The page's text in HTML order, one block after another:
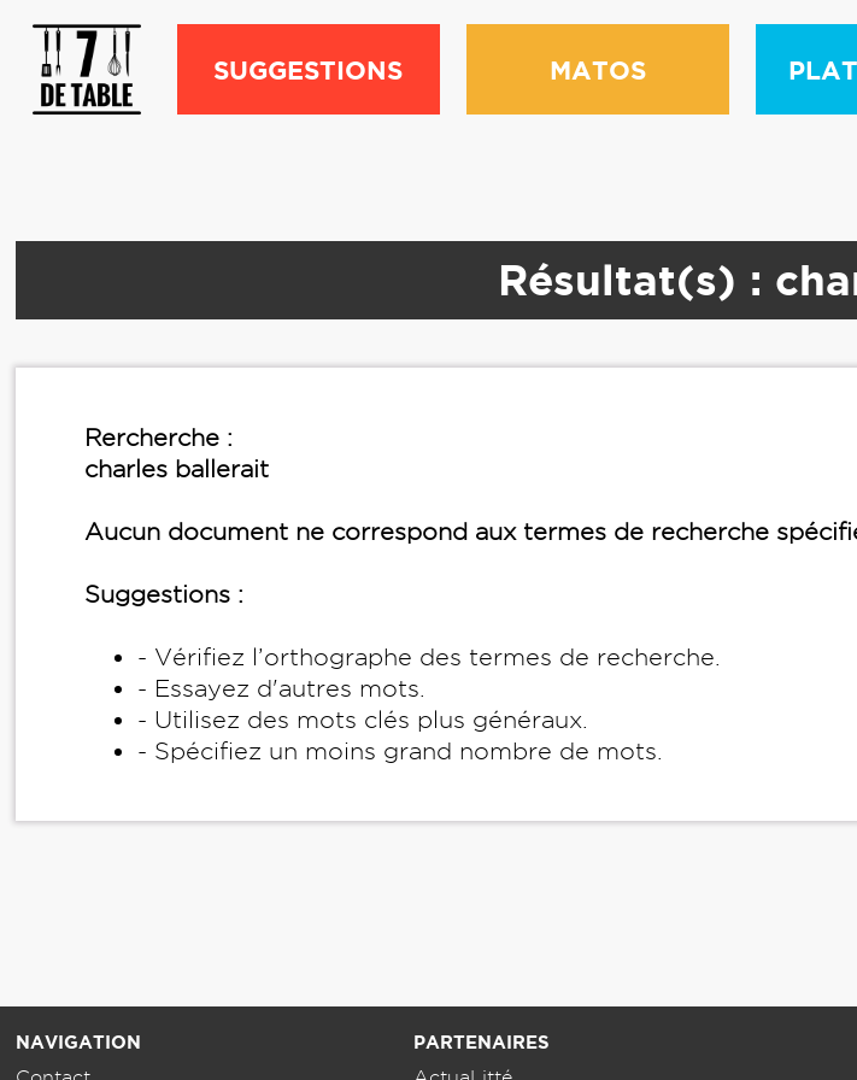
SUGGESTIONS MATOS
Résultat(s) :
Rercherche :
charles ballerait
Aucun document ne correspond aux termes de recherche
Suggestions :
- Vérifiez l’orthographe des termes de recherche.
- Essayez d'autres mots.
- Utilisez des mots clés plus généraux.
- Spécifiez un moins grand nombre de mots.
NAVIGATION
PARTENAIRES